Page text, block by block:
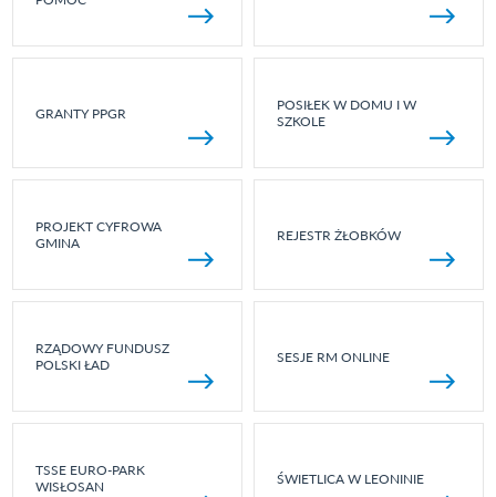
GRANTY PPGR
POSIŁEK W DOMU I W
SZKOLE
PROJEKT CYFROWA
GMINA
REJESTR ŻŁOBKÓW
RZĄDOWY FUNDUSZ
POLSKI ŁAD
SESJE RM ONLINE
TSSE EURO-PARK
WISŁOSAN
ŚWIETLICA W LEONINIE